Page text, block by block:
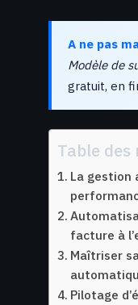
A ne pas
Modèle de
gratuit, en
Table des
La gestion
facture à
Maîtriser
Pilotage